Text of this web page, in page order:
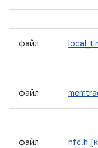
файл
файл
файл nfc.h